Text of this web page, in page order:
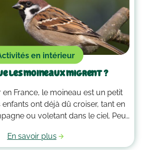
en intérieur
les moineaux migrent ?
en France, le moineau est un petit
ont déjà dû croiser, tant en
ou voletant dans le ciel. Peu
hiver. Mais reste-t-il toujours
En savoir plus